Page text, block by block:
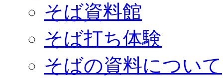
そば資料館
そば打ち体験
そばの資料について